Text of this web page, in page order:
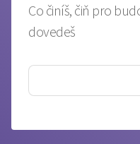
Co činíš, čiň pro
dovedeš